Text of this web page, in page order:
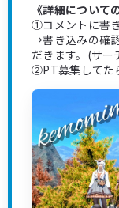
《詳細について
①コメントに書
→書き込みの確
だきます。(サ
②PT募集してた